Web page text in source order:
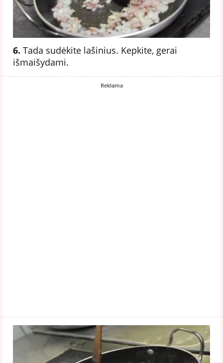
6. Tada sudėkite lašinius. Kepkite, gerai
išmaišydami.
Reklama